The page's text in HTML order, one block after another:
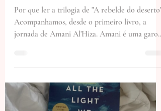
RESENHA | A REBELDE DO DESERTO
(TRILOGIA)
Por que ler a trilogia de "A rebelde do deserto"?
parentes distantes. Sofrendo maus tratos
constantes de sua família e inserida numa
sociedade que espera apenas que as mulheres